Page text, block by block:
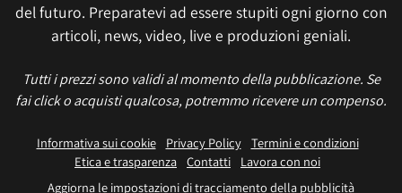
del futuro. Preparatevi ad essere stupiti ogni giorno con
articoli, news, video, live e produzioni geniali.
Tutti i prezzi sono validi al momento della pubblicazione. Se
fai click o acquisti qualcosa, potremmo ricevere un compenso.
Informativa sui cookie Privacy Policy
Termini e condizioni
Etica e trasparenza Contatti
Lavora con noi
Aggiorna le impostazioni di tracciamento della pubblicità